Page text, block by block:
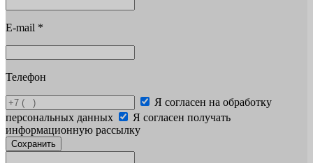
E-mail *
Телефон
Я согласен на обработку
персональных данных
Я согласен получать
информационную рассылку
Сохранить